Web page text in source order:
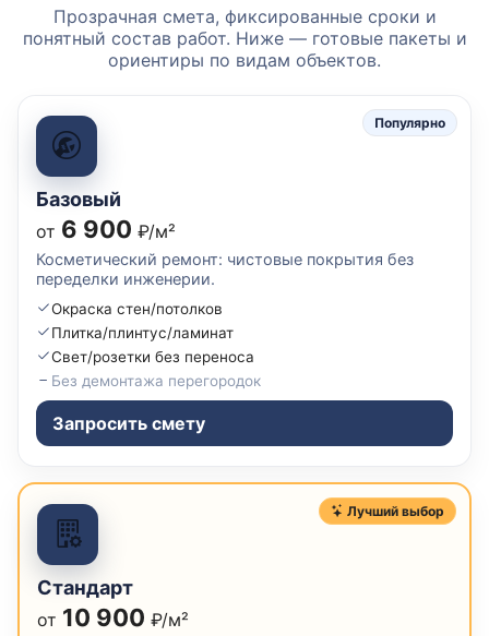
Прозрачная смета, фиксированные сроки и
понятный состав работ. Ниже — готовые пакеты и
ориентиры по видам объектов.
Популярно
Базовый
от 6 900 ₽/м²
Косметический ремонт: чистовые покрытия без
переделки инженерии.
Окраска стен/потолков
Плитка/плинтус/ламинат
Свет/розетки без переноса
Без демонтажа перегородок
Запросить смету
Лучший выбор
Стандарт
от 10 900 ₽/м²